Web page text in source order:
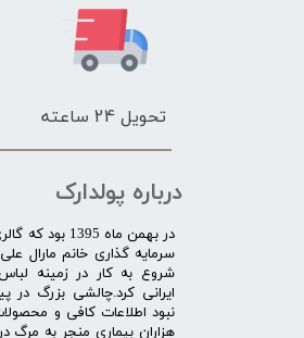
تحویل 24 ساعته
درباره پولدارک
در بهمن ماه
سرمایه گذاری خانم مارال
شروع به کار در زمینه لباس
ایرانی کرد.چالشی بزرگ در
نبود اطلاعات کافی و
هزاران بیماری منجر به مرگ